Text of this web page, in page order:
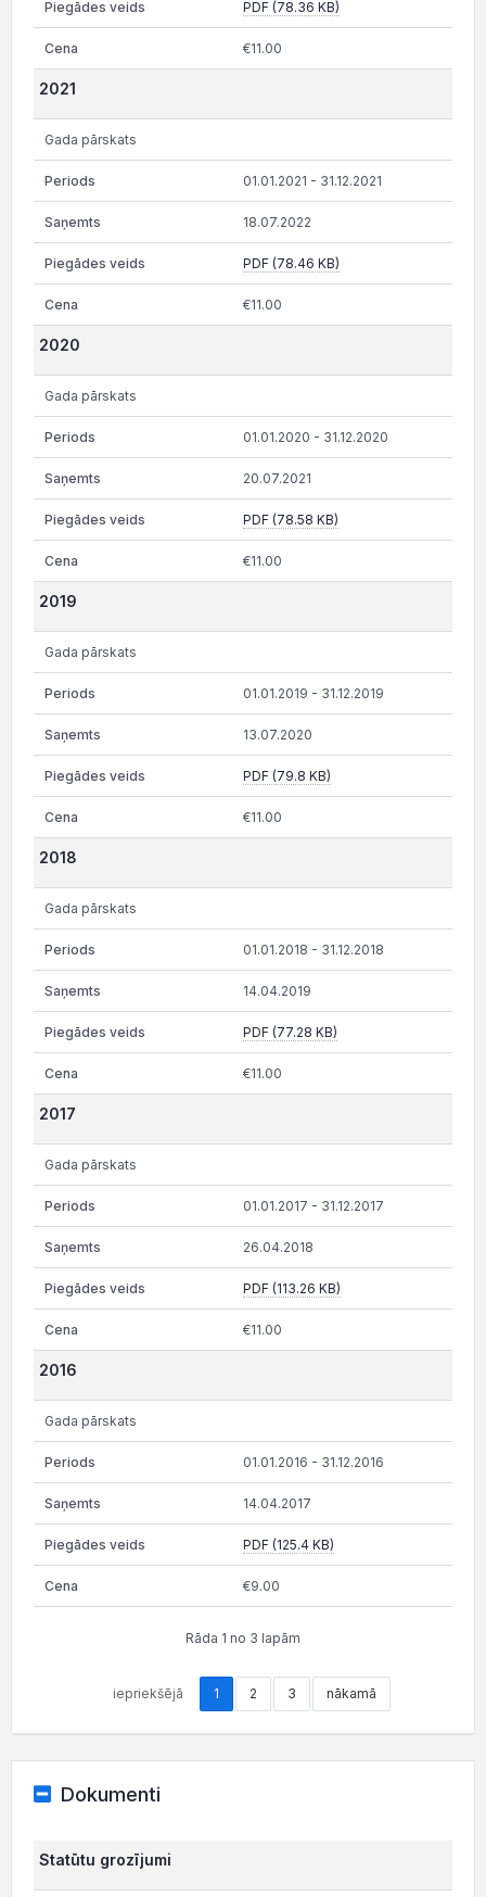
PDF (78.36 KB)
€11.00
2021
Gada pārskats
01.01.2021 - 31.12.2021
18.07.2022
PDF (78.46 KB)
€11.00
2020
Gada pārskats
01.01.2020 - 31.12.2020
20.07.2021
PDF (78.58 KB)
€11.00
2019
Gada pārskats
01.01.2019 - 31.12.2019
13.07.2020
PDF (79.8 KB)
€11.00
2018
Gada pārskats
01.01.2018 - 31.12.2018
14.04.2019
PDF (77.28 KB)
€11.00
2017
Gada pārskats
01.01.2017 - 31.12.2017
26.04.2018
PDF (113.26 KB)
€11.00
2016
Gada pārskats
01.01.2016 - 31.12.2016
14.04.2017
PDF (125.4 KB)
€9.00
Rāda 1 no 3 lapām
iepriekšējā 1 2 3 nākamā
Dokumenti
Statūtu grozījumi